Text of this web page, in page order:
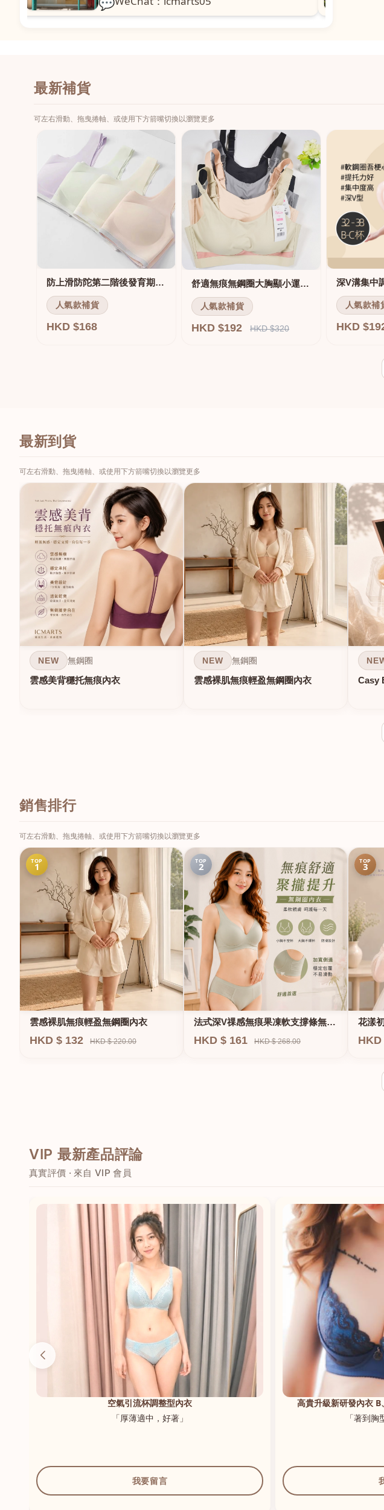
最新補貨
可左右滑動、拖曳捲軸、或使用下方箭嘴切換以瀏覽更多
防上滑防陀第二階後發育期內衣
人氣款補貨
HKD $168
舒適無痕無鋼圈大胸顯小運動內衣
人氣款補貨
HKD $192 HKD $320
人氣款補
HKD
最新到貨
可左右滑動、拖曳捲軸、或使用下方箭嘴切換以瀏覽更多
NEW 無鋼圈
雲感美背穩托無痕內衣
NEW 無鋼圈
雲感裸肌無痕輕盈無鋼圈內衣 Casy
銷售排行
可左右滑動、拖曳捲軸、或使用下方箭嘴切換以瀏覽更多
TOP
1
雲感裸肌無痕輕盈無鋼圈內衣
HKD $ 132 HKD $ 220.00
TOP
2
法式深V祼感無痕果凍軟支撐條無鋼
圈內衣
HKD $ 161 HKD $ 268.00
TOP
3
花漾
HKD
VIP 最新產品評論
真實評價 · 來自 VIP 會員
空氣引流杯調整型內衣
「厚薄適中，好著」
我要留言
高貴升級新研發內衣
「著到胸